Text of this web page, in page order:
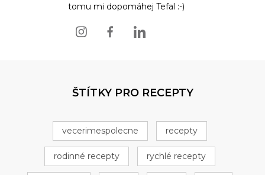
tomu mi dopomáhej Tefal :-)
ŠTÍTKY PRO RECEPTY
vecerimespolecne recepty
rodinné recepty rychlé recepty